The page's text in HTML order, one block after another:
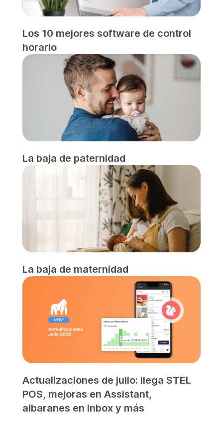
Los 10 mejores software de control
horario
La baja de paternidad
La baja de maternidad
Actualizaciones de julio: llega STEL
POS, mejoras en Assistant,
albaranes en Inbox y más